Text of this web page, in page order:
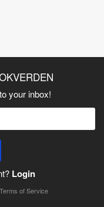
your inbox!
Login
Terms of Service